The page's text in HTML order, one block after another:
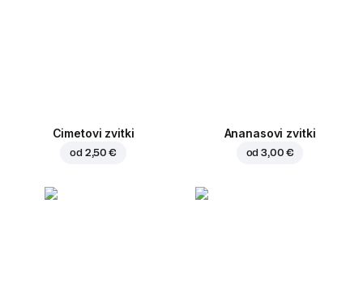
Cimetovi zvitki
od 2,50 €
Ananasovi zvitki
od3,00 €